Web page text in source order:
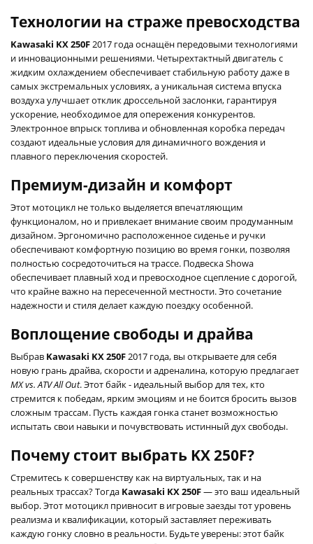
Технологии на страже превосходства
Kawasaki KX 250F2017 года оснащён передовыми технологиями
и инновационными решениями. Четырехтактный двигатель с
жидким охлаждением обеспечивает стабильную работу даже в
самых экстремальных условиях, а уникальная система впуска
воздуха улучшает отклик дроссельной заслонки, гарантируя
ускорение, необходимое для опережения конкурентов.
Электронное впрыск топлива и обновленная коробка передач
создают идеальные условия для динамичного вождения и
плавного переключения скоростей.
Премиум-дизайн и комфорт
Этот мотоцикл не только выделяется впечатляющим
функционалом, но и привлекает внимание своим продуманным
дизайном. Эргономично расположенное сиденье и ручки
обеспечивают комфортную позицию во время гонки, позволяя
полностью сосредоточиться на трассе. Подвеска Showa
обеспечивает плавный ход и превосходное сцепление с дорогой,
что крайне важно на пересеченной местности. Это сочетание
надежности и стиля делает каждую поездку особенной.
Воплощение свободы и драйва
Выбрав Kawasaki KX 250F2017 года, вы открываете для себя
новую грань драйва, скорости и адреналина, которую предлагает
MX vs. ATV All Out. Этот байк - идеальный выбор для тех, кто
стремится к победам, ярким эмоциям и не боится бросить вызов
сложным трассам. Пусть каждая гонка станет возможностью
испытать свои навыки и почувствовать истинный дух свободы.
Почему стоит выбрать KX 250F?
Стремитесь к совершенству как на виртуальных, так и на
реальных трассах? Тогда Kawasaki KX 250F— это ваш идеальный
выбор. Этот мотоцикл привносит в игровые заезды тот уровень
реализма и квалификации, который заставляет переживать
каждую гонку словно в реальности. Будьте уверены: этот байк